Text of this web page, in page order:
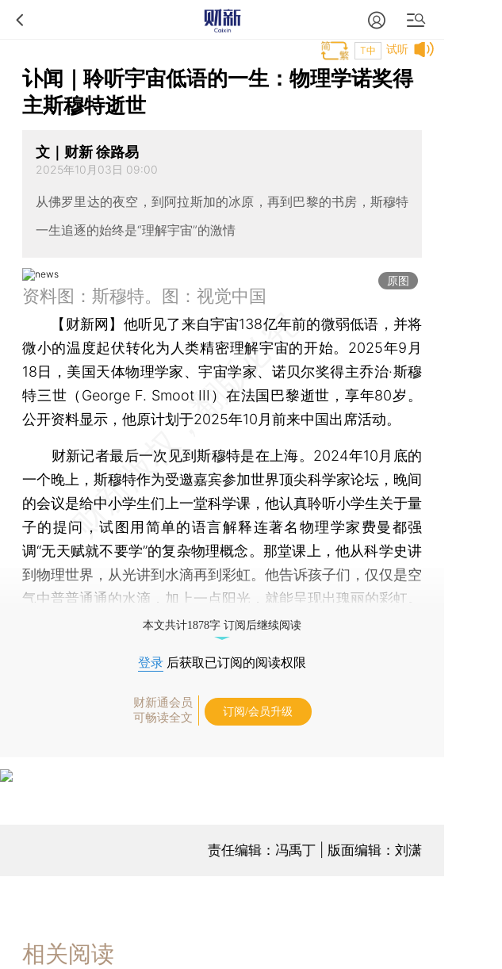
试听
T中
讣闻｜聆听宇宙低语的一生：物理学诺奖得
主斯穆特逝世
文｜财新 徐路易
2025年10月03日 09:00
从佛罗里达的夜空，到阿拉斯加的冰原，再到巴黎的书房，斯穆特
一生追逐的始终是“理解宇宙”的激情
原图
资料图：斯穆特。图：视觉中国
【财新网】 他听见了来自宇宙138亿年前的微弱低语，并将
微小的温度起伏转化为人类精密理解宇宙的开始。2025年9月
18日，美国天体物理学家、宇宙学家、诺贝尔奖得主乔治·斯穆
特三世（George F. Smoot III）在法国巴黎逝世，享年80岁。
公开资料显示，他原计划于2025年10月前来中国出席活动。
财新记者最后一次见到斯穆特是在上海。2024年10月底的
一个晚上，斯穆特作为受邀嘉宾参加世界顶尖科学家论坛，晚间
的会议是给中小学生们上一堂科学课，他认真聆听小学生关于量
子的提问，试图用简单的语言解释连著名物理学家费曼都强
调“无天赋就不要学”的复杂物理概念。那堂课上，他从科学史讲
到物理世界，从光讲到水滴再到彩虹。他告诉孩子们，仅仅是空
气中普普通通的水滴，加上一点阳光，就能呈现出瑰丽的彩虹。
本文共计1878字 订阅后继续阅读
登录 后获取已订阅的阅读权限
财新通会员
可畅读全文
订阅/会员升级
责任编辑：冯禹丁 | 版面编辑：刘潇
相关阅读